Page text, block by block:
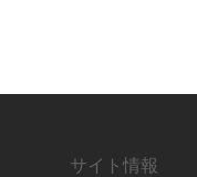
サイト情報